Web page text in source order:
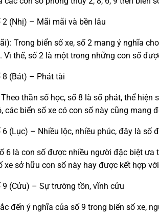
2 (Nhị) – Mãi mãi và bền lâu
Trong biển số xe, số 2 mang ý nghĩa
Vì thế, số 2 là một trong những con số
8 (Bát) – Phát tài
thần số học, số 8 là số phát, thể
các biển số xe có con số này cũng mang
6 (Lục) – Nhiều lộc, nhiều phúc, đây là số
6 là con số được nhiều người đặc biệt
xe sở hữu con số này hay được kết hợp
9 (Cửu) – Sự trường tồn, vĩnh cửu
đến ý nghĩa của số 9 trong biển số xe,